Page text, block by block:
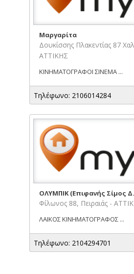
Μαργαρίτα
Δουκίσσης Πλακεντίας 87
ΑΤΤΙΚΗΣ
ΚΙΝΗΜΑΤΟΓΡΑΦΟΙ ΣΙΝΕΜΑ ...
Τηλέφωνο: 2106014284
ΟΛΥΜΠΙΚ (Επιφανής Σίμος
Φίλωνος 88, Πειραιάς -
ΛΑΙΚΟΣ ΚΙΝΗΜΑΤΟΓΡΑΦΟΣ ...
Τηλέφωνο: 2104294701